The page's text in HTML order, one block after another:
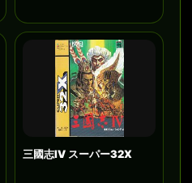
三國志IV スーパー32X